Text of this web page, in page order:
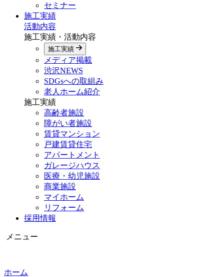
セミナー
施工実績
活動内容
施工実績・活動内容
施工実績
メディア掲載
渋沢NEWS
SDGsへの取組み
老人ホーム紹介
施工実績
高齢者施設
障がい者施設
賃貸マンション
戸建賃貸住宅
アパートメント
ガレージハウス
医療・幼児施設
商業施設
マイホーム
リフォーム
採用情報
メニュー
ホーム